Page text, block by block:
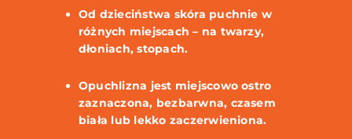
Od dzieciństwa skóra puchnie w
różnych miejscach – na twarzy,
dłoniach, stopach.
Opuchlizna jest miejscowo ostro
zaznaczona, bezbarwna, czasem
biała lub lekko zaczerwieniona.